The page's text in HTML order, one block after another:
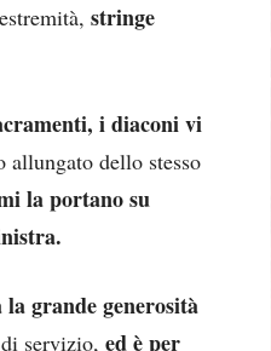
stringe
i diaconi vi
allungato dello stesso
la portano su
grande generosità
servizio, ed è per